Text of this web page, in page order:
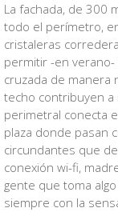
La fachada, de 300
todo el perímetro,
cristaleras
permitir -en verano-
cruzada de manera
techo contribuyen a
perimetral conecta
plaza donde pasan
circundantes que
conexión wi-fi,
gente que toma
siempre con la